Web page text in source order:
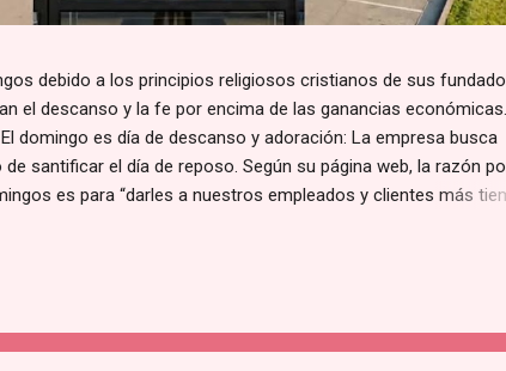
debido a los principios religiosos cristianos de sus
el descanso y la fe por encima de las ganancias económicas.
domingo es día de descanso y adoración: La empresa busca
santificar el día de reposo. Según su página web, la razón
es para “darles a nuestros empleados y clientes más
las Ganancias: La directiva reconoce que esta medida
al no operar en un día de altas ventas. Sin embargo, sostienen
se ha mantenido intacta a nivel nacional desde que se